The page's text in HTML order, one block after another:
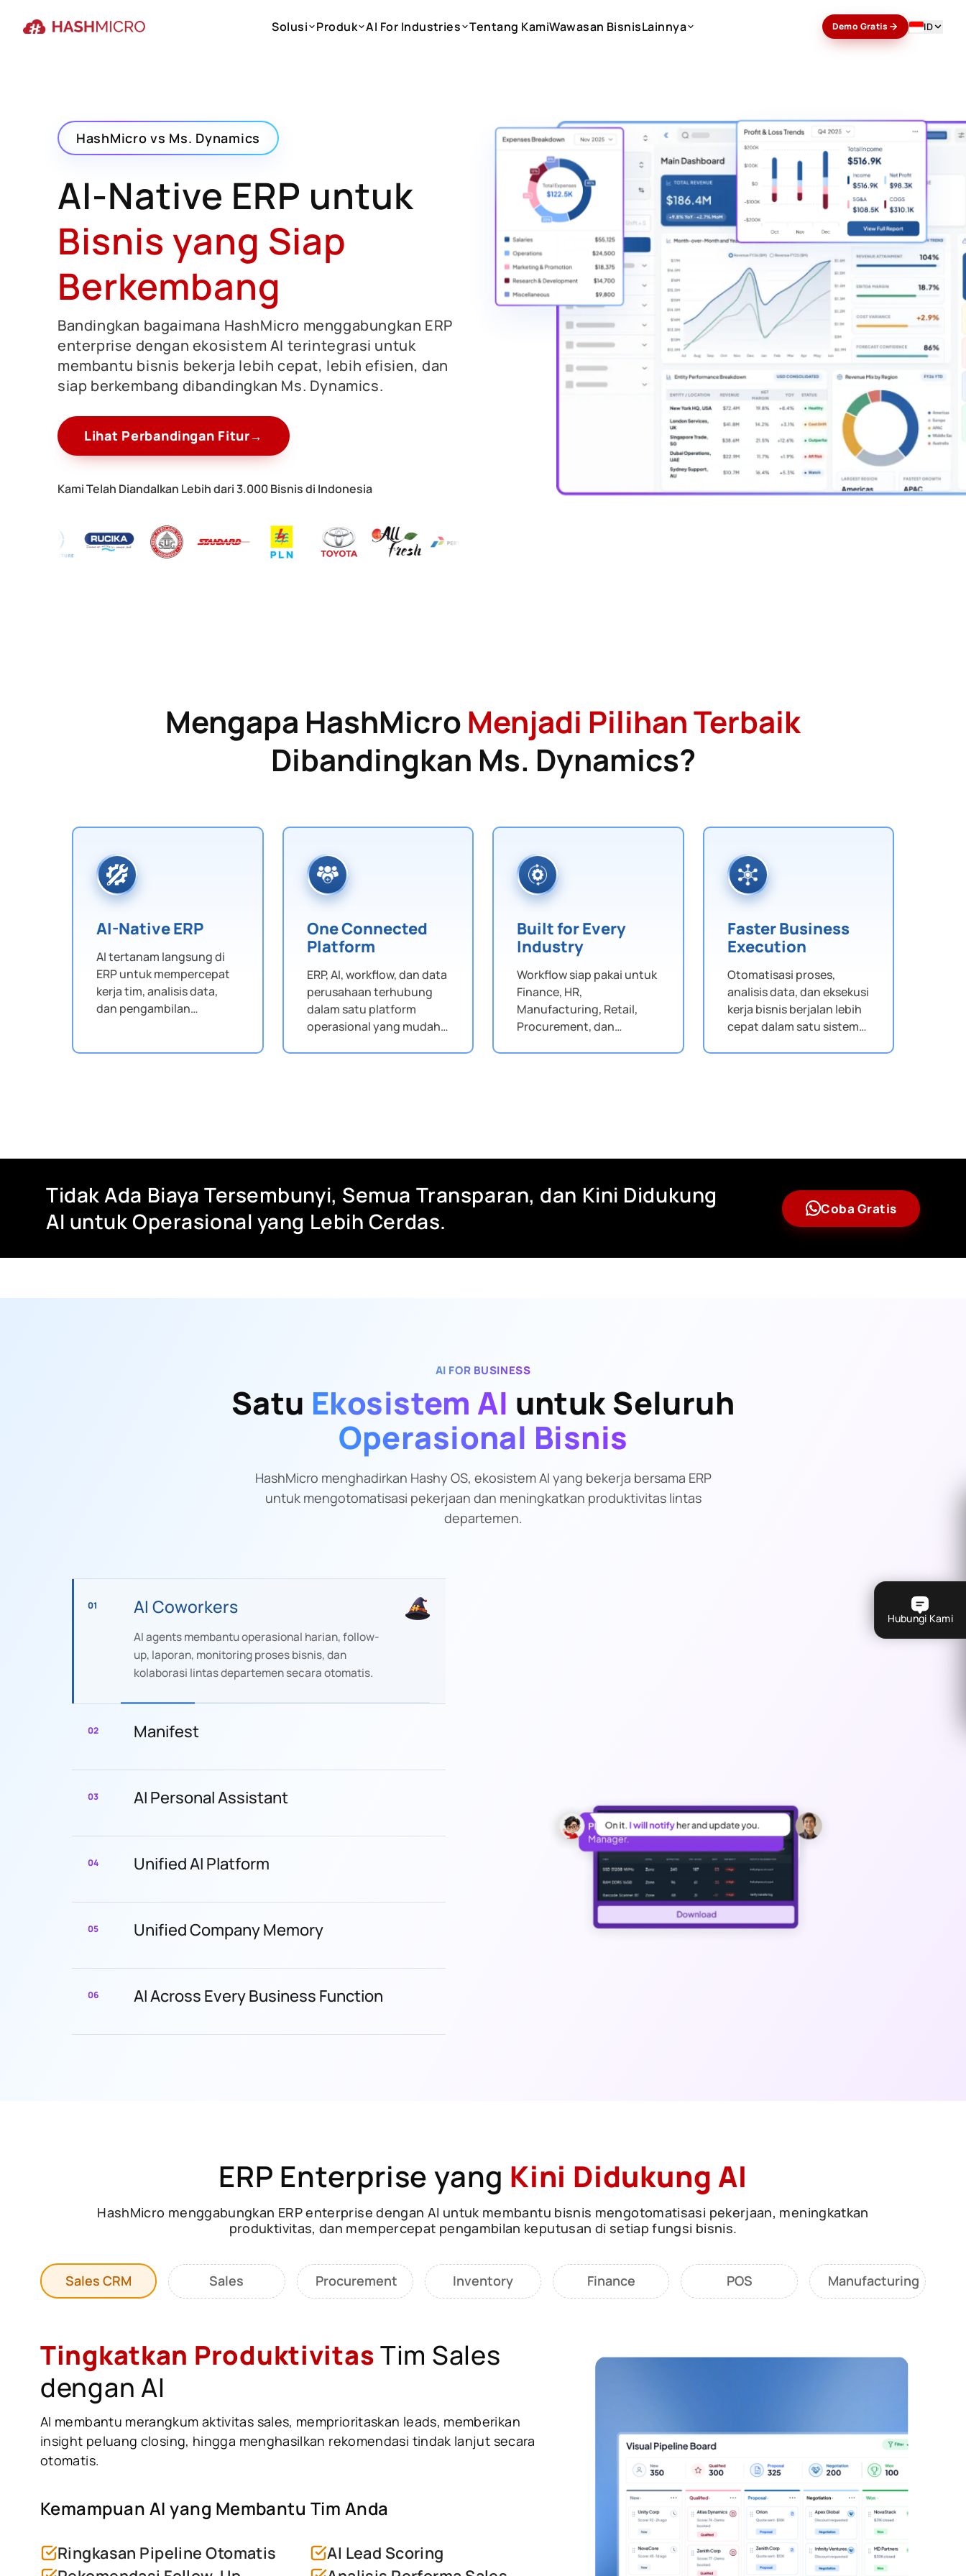
Solusi
Produk AI For Industries
Tentang KamiWawasan BisnisLainnya
Demo Gratis ID
HashMicro vs Ms. Dynamics
AI-Native ERP untuk
Bisnis yang Siap
Berkembang
Bandingkan bagaimana HashMicro menggabungkan ERP
enterprise dengan ekosistem AI terintegrasi untuk
membantu bisnis bekerja lebih cepat, lebih efisien, dan
siap berkembang dibandingkan Ms. Dynamics.
Lihat Perbandingan Fitur→
Kami Telah Diandalkan Lebih dari 3.000 Bisnis di Indonesia
Mengapa HashMicro Menjadi Pilihan Terbaik
Dibandingkan Ms. Dynamics?
AI-Native ERP
AI tertanam langsung di
ERP untuk mempercepat
kerja tim, analisis data,
dan pengambilan
One Connected
Platform
ERP, AI, workflow, dan data
perusahaan terhubung
dalam satu platform
operasional yang mudah
Built for Every
Industry
Workflow siap pakai untuk
Finance, HR,
Manufacturing, Retail,
Procurement, dan
Faster Business
Execution
Otomatisasi proses,
analisis data, dan eksekusi
kerja bisnis berjalan lebih
cepat dalam satu sistem
Tidak Ada Biaya Tersembunyi, Semua Transparan, dan Kini Didukung
AI untuk Operasional yang Lebih Cerdas.
Coba Gratis
AI FOR BUSINESS
Satu Ekosistem AI untuk Seluruh
Operasional Bisnis
HashMicro menghadirkan Hashy OS, ekosistem AI yang bekerja bersama ERP
untuk mengotomatisasi pekerjaan dan meningkatkan produktivitas lintas
departemen.
01 AI Coworkers
AI agents membantu operasional harian, follow-
up, laporan, monitoring proses bisnis, dan
kolaborasi lintas departemen secara otomatis.
02 Manifest
03 AI Personal Assistant
04 Unified AI Platform
05 Unified Company Memory
06 AI Across Every Business Function
ERP Enterprise yang Kini Didukung AI
HashMicro menggabungkan ERP enterprise dengan AI untuk membantu bisnis mengotomatisasi pekerjaan, meningkatkan
produktivitas, dan mempercepat pengambilan keputusan di setiap fungsi bisnis.
Sales CRM Sales Procurement Inventory Finance POS Manufacturing
Tingkatkan ProduktivitasTim Sales
dengan AI
AI membantu merangkum aktivitas sales, memprioritaskan leads, memberikan
insight peluang closing, hingga menghasilkan rekomendasi tindak lanjut secara
otomatis.
Kemampuan AI yang Membantu Tim Anda
Ringkasan Pipeline Otomatis
AI Lead Scoring
Hubungi Kami